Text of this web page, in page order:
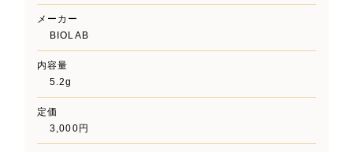
メーカー
BIOLAB
内容量
5.2g
定価
3,000円